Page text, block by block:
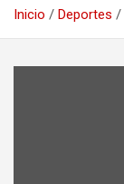
Inicio Deportes